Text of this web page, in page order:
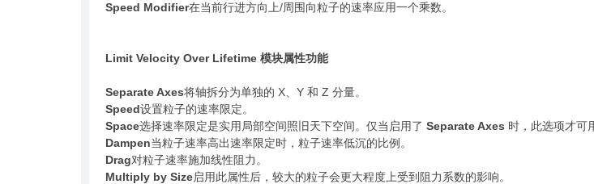
Speed Modifier在当前行进方向上/周围向粒子的速率应用一个乘数。
Limit Velocity Over Lifetime 模块属性功能
Separate Axes将轴拆分为单独的 X、Y 和 Z 分量。
Speed设置粒子的速率限定。
Space选择速率限定是实用局部空间照旧天下空间。仅当启用了 Separate Axes 时，此选项才可
Dampen当粒子速率高出速率限定时，粒子速率低沉的比例。
Drag对粒子速率施加线性阻力。
Multiply by Size启用此属性后，较大的粒子会更大程度上受到阻力系数的影响。